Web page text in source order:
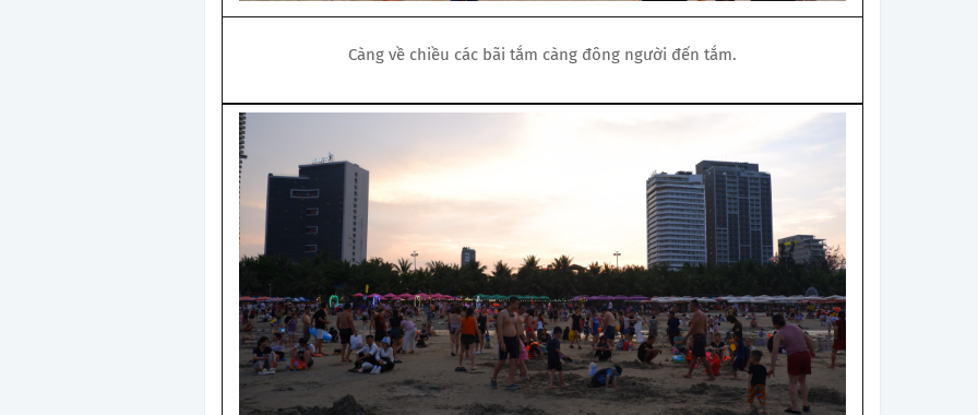
Càng về chiều các bãi tắm càng đông người đến tắm.